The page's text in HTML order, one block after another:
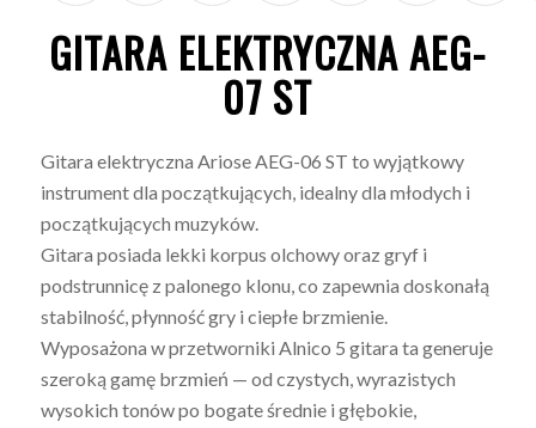
GITARA ELEKTRYCZNA AEG-
07 ST
Gitara elektryczna Ariose AEG-06 ST to wyjątkowy
instrument dla początkujących, idealny dla młodych i
początkujących muzyków.
Gitara posiada lekki korpus olchowy oraz gryf i
podstrunnicę z palonego klonu, co zapewnia doskonałą
stabilność, płynność gry i ciepłe brzmienie.
Wyposażona w przetworniki Alnico 5 gitara ta generuje
szeroką gamę brzmień — od czystych, wyrazistych
wysokich tonów po bogate średnie i głębokie,